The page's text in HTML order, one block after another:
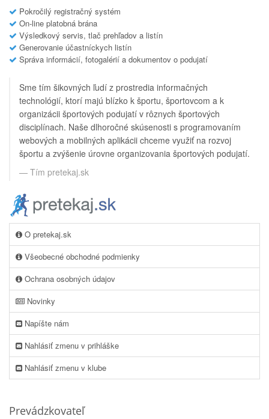
Pokročilý registračný systém
On-line platobná brána
Výsledkový servis, tlač prehľadov a listín
Generovanie účastníckych listín
Správa informácií, fotogalérií a dokumentov o podujatí
Sme tím šikovných ľudí z prostredia informačných
technológií, ktorí majú blízko k športu, športovcom a k
organizácii športových podujatí v rôznych športových
disciplínach. Naše dlhoročné skúsenosti s programovaním
webových a mobilných aplikácii chceme využiť na rozvoj
športu a zvýšenie úrovne organizovania športových podujatí.
Tím pretekaj.sk
O pretekaj.sk
Všeobecné obchodné podmienky
Ochrana osobných údajov
Novinky
Napíšte nám
Nahlásiť zmenu v prihláške
Nahlásiť zmenu v klube
Prevádzkovateľ